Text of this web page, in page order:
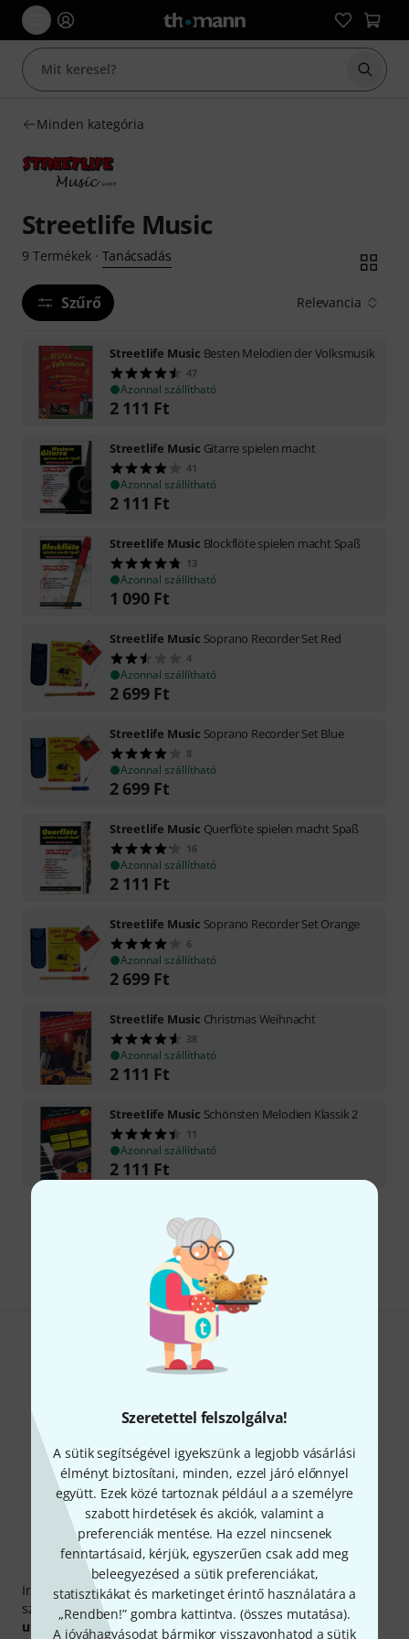
Szeretettel felszolgálva!
A sütik segítségével igyekszünk a legjobb vásárlási
élményt biztosítani, minden, ezzel járó előnnyel
együtt. Ezek közé tartoznak például a a személyre
szabott hirdetések és akciók, valamint a
preferenciák mentése. Ha ezzel nincsenek
fenntartásaid, kérjük, egyszerűen csak add meg
beleegyezésed a sütik preferenciákat,
statisztikákat és marketinget érintő használatára a
„Rendben!” gombra kattintva. (összes mutatása).
A jóváhagyásodat bármikor visszavonhatod a sütik
Minden kategória
Streetlife Music
9 Termékek· Tanácsadás
Szűrő Relevancia
Streetlife Music Besten Melodien der Volksmusik
47
Azonnal szállítható
2 111 Ft
Streetlife Music Gitarre spielen macht
41
Azonnal szállítható
2 111 Ft
Streetlife Music Blockflöte spielen macht Spaß
13
Azonnal szállítható
1 090 Ft
Streetlife Music Soprano Recorder Set Red
4
Azonnal szállítható
2 699 Ft
Streetlife Music Soprano Recorder Set Blue
8
Azonnal szállítható
2 699 Ft
Streetlife Music Querflöte spielen macht Spaß
16
Azonnal szállítható
2 111 Ft
Streetlife Music Soprano Recorder Set Orange
6
Azonnal szállítható
2 699 Ft
Streetlife Music Christmas Weihnacht
38
Azonnal szállítható
2 111 Ft
Streetlife Music Schönsten Melodien Klassik 2
11
Azonnal szállítható
2 111 Ft
Díjmentes szállítás 79 000 Ft fölött
Minden ár tartalmazza az ÁFÁ-t
Tetszik, amit látsz?
Thomann hírlevél
Iratkozz fel a Thomann angol nyelvű hírlevelére, és kis
szerencsével megnyerheted a50egyenként50 € értékű
utalvány
egyikét.